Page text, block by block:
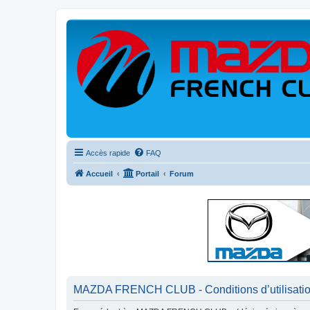
Accès rapide FAQ
Accueil Portail Forum
MAZDA FRENCH CLUB - Conditions